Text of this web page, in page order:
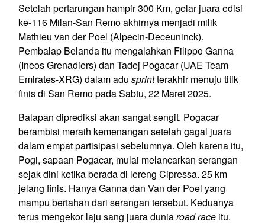
Setelah pertarungan hampir 300 Km, gelar juara edisi
ke-116 Milan-San Remo akhirnya menjadi milik
Mathieu van der Poel (Alpecin-Deceuninck).
Pembalap Belanda itu mengalahkan Filippo Ganna
(Ineos Grenadiers) dan Tadej Pogacar (UAE Team
Emirates-XRG) dalam adu sprintterakhir menuju titik
finis di San Remo pada Sabtu, 22 Maret 2025.
Balapan diprediksi akan sangat sengit. Pogacar
berambisi meraih kemenangan setelah gagal juara
dalam empat partisipasi sebelumnya. Oleh karena itu,
Pogi, sapaan Pogacar, mulai melancarkan serangan
sejak dini ketika berada di lereng Cipressa. 25 km
jelang finis. Hanya Ganna dan Van der Poel yang
mampu bertahan dari serangan tersebut. Keduanya
terus mengekor laju sang juara duniaroad race itu.